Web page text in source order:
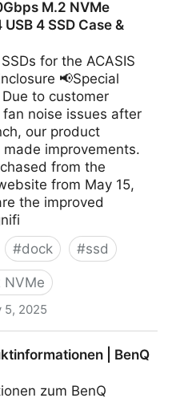
M.2 NVMe
4 SSD Case &
for the ACASIS
📢Special
to customer
noise issues after
our product
improvements.
from the
from May 15,
the improved
#dock #ssd
NVMe
5, 2025
| BenQ
zum BenQ